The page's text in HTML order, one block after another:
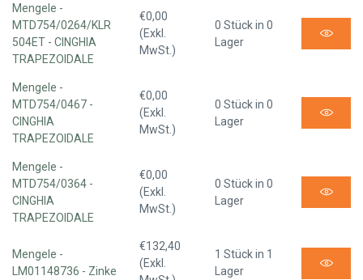
Mengele -
MTD754/0264/KLR
504ET - CINGHIA
TRAPEZOIDALE
€0,00
(Exkl.
MwSt.)
0 Stück in 0
Lager
Mengele -
MTD754/0467 -
CINGHIA
TRAPEZOIDALE
€0,00
(Exkl.
MwSt.)
0 Stück in 0
Lager
Mengele -
MTD754/0364 -
CINGHIA
TRAPEZOIDALE
€0,00
(Exkl.
MwSt.)
0 Stück in 0
Lager
Mengele -
LM01148736 - Zinke
€132,40
(Exkl.
1 Stück in 1
Lager